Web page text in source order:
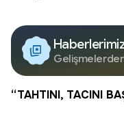
Google'da
Edin
“TAHTINI, TACINI